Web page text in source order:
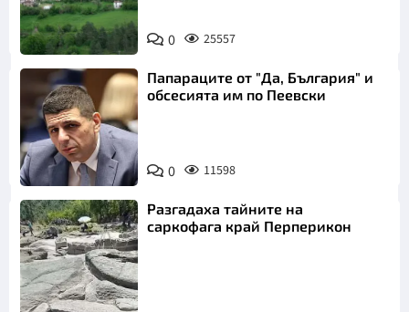
Коментар*
Откажи
0 25557
Папараците от "Да, България" и
обсесията им по Пеевски
0 11598
Разгадаха тайните на
саркофага край Перперикон